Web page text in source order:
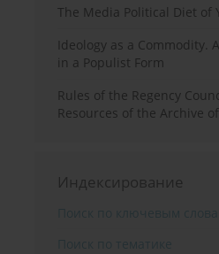
The Media Political Diet of
Ideology as a Commodity.
in a Populist Form
Rules of the Regency
Resources of the Archive
Индексирование